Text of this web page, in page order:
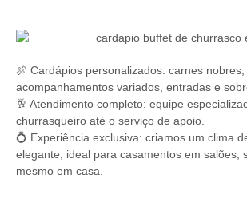
🍖 Cardápios personalizados: carnes nobres,
acompanhamentos variados, entradas e
🥂 Atendimento completo: equipe
churrasqueiro até o serviço de apoio.
💍 Experiência exclusiva: criamos um clima
elegante, ideal para casamentos em salões,
mesmo em casa.